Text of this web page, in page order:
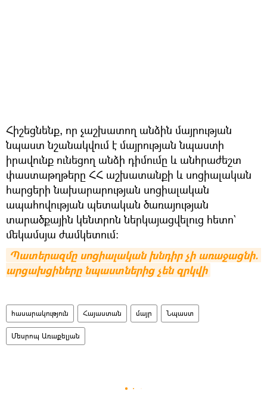
Հիշեցնենք, որ չաշխատող անձին մայրության
նպաստ նշանակվում է մայրության նպաստի
իրավունք ունեցող անձի դիմումը և անհրաժեշտ
փաստաթղթերը ՀՀ աշխատանքի և սոցիալական
հարցերի նախարարության սոցիալական
ապահովության պետական ծառայության
տարածքային կենտրոն ներկայացվելուց հետո`
մեկամսյա ժամկետում:
Պատերազմը սոցիալական խնդիր չի առաջացնի.
արցախցիները նպաստներից չեն զրկվի
հասարակություն Հայաստան մայր Նպաստ
Մեսրոպ Առաքելյան